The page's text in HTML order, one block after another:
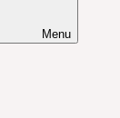
Menu